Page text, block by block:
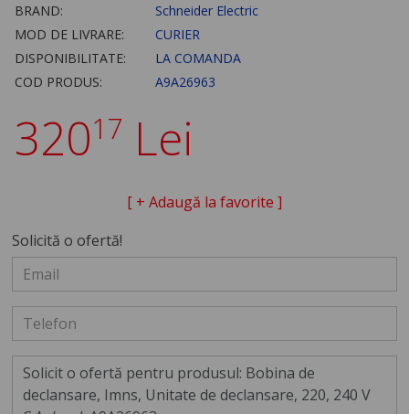
BRAND:
Schneider Electric
MOD DE LIVRARE:
CURIER
DISPONIBILITATE:
LA COMANDA
COD PRODUS:
A9A26963
32017 Lei
[ + Adaugă la favorite ]
Solicită o ofertă!